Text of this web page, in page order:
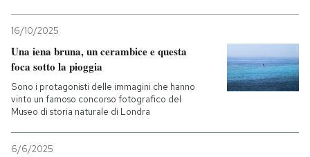
16/10/2025
Una iena bruna, un cerambice e questa
foca sotto la pioggia
Sono i protagonisti delle immagini che hanno
vinto un famoso concorso fotografico del
Museo di storia naturale di Londra
6/6/2025